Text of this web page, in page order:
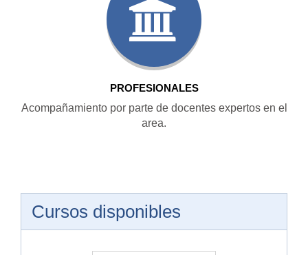
PROFESIONALES
Acompañamiento por parte de docentes expertos en el
area.
Cursos disponibles